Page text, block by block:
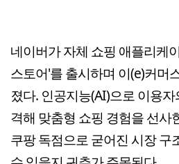
네이버가 자체 쇼핑 애플리케
스토어'를 출시하며 이(e)커머
졌다. 인공지능(AI)으로 이용
격해 맞춤형 쇼핑 경험을 선사
쿠팡 독점으로 굳어진 시장 구